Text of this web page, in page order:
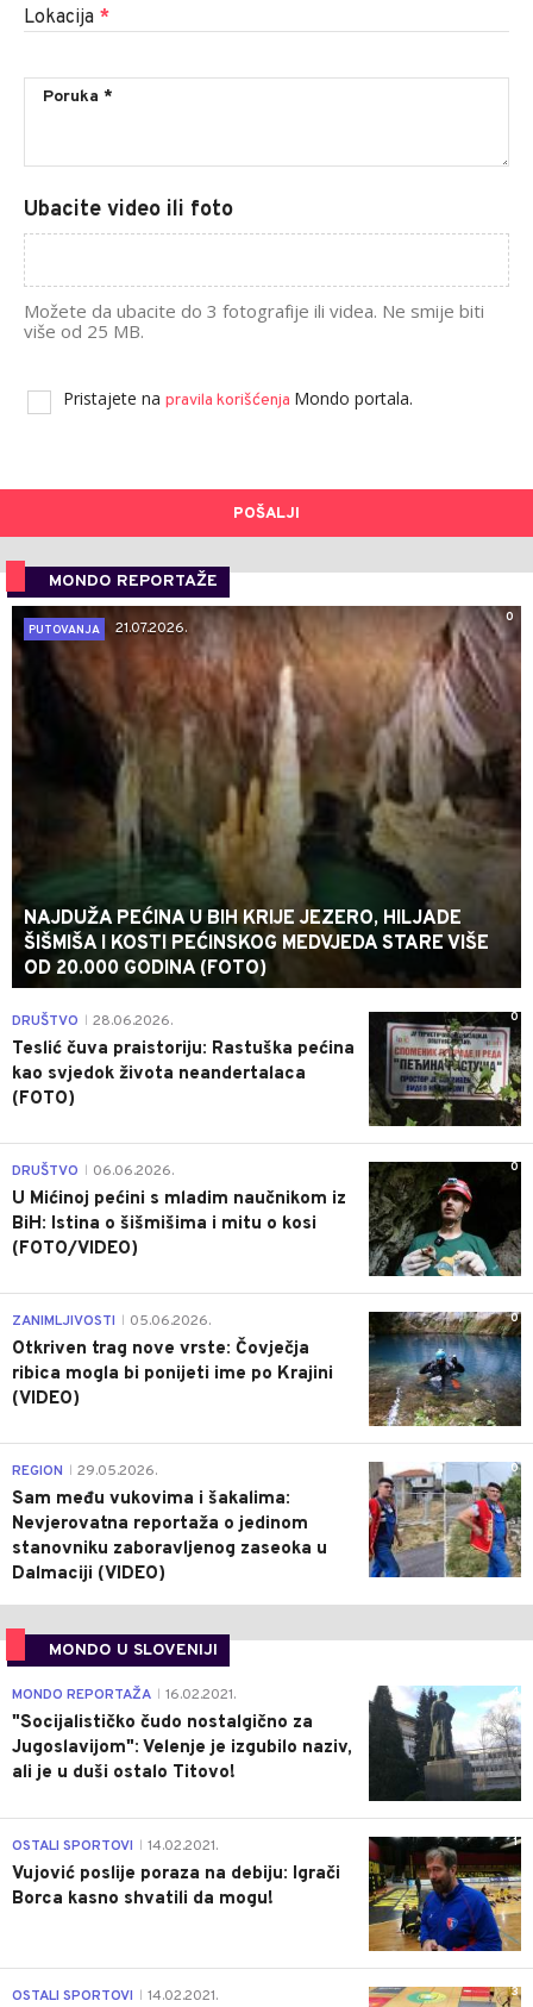
Lokacija *
Ubacite video ili foto
Možete da ubacite do 3 fotografije ili videa. Ne smije biti
više od 25 MB.
Pristajete na pravila korišćenja Mondo portala.
POŠALJI
MONDO REPORTAŽE
0
PUTOVANJA
21.07.2026.
NAJDUŽA PEĆINA U BIH KRIJE JEZERO, HILJADE
ŠIŠMIŠA I KOSTI PEĆINSKOG MEDVJEDA STARE VIŠE
OD 20.000 GODINA (FOTO)
0
DRUŠTVO 28.06.2026.
Teslić čuva praistoriju: Rastuška pećina
kao svjedok života neandertalaca
(FOTO)
0
DRUŠTVO 06.06.2026.
U Mićinoj pećini s mladim naučnikom iz
BiH: Istina o šišmišima i mitu o kosi
(FOTO/VIDEO)
0
ZANIMLJIVOSTI 05.06.2026.
Otkriven trag nove vrste: Čovječja
ribica mogla bi ponijeti ime po Krajini
(VIDEO)
0
REGION 29.05.2026.
Sam među vukovima i šakalima:
Nevjerovatna reportaža o jedinom
stanovniku zaboravljenog zaseoka u
Dalmaciji (VIDEO)
MONDO U SLOVENIJI
4
MONDO REPORTAŽA 16.02.2021.
"Socijalističko čudo nostalgično za
Jugoslavijom": Velenje je izgubilo naziv,
ali je u duši ostalo Titovo!
1
OSTALI SPORTOVI 14.02.2021.
Vujović poslije poraza na debiju: Igrači
Borca kasno shvatili da mogu!
3
OSTALI SPORTOVI 14.02.2021.